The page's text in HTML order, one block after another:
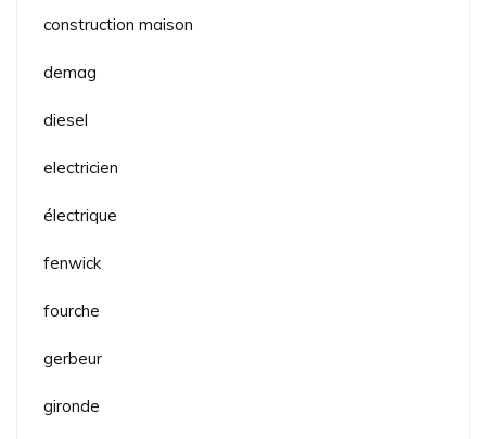
construction maison
demag
diesel
electricien
électrique
fenwick
fourche
gerbeur
gironde